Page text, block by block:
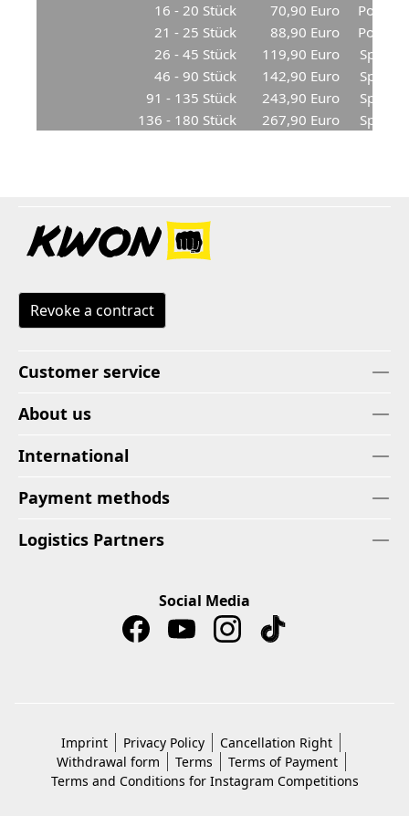
16 - 20 Stück
70,90 Euro
21 - 25 Stück
88,90 Euro
26 - 45 Stück
119,90 Euro
46 - 90 Stück
142,90 Euro
91 - 135 Stück
243,90 Euro
136 - 180 Stück
267,90 Euro
Revoke a contract
Customer service
About us
International
Payment methods
Logistics Partners
Social Media
Imprint Privacy Policy
Cancellation Right
Withdrawal form
Terms
Terms of Payment
Terms and Conditions for Instagram Competitions